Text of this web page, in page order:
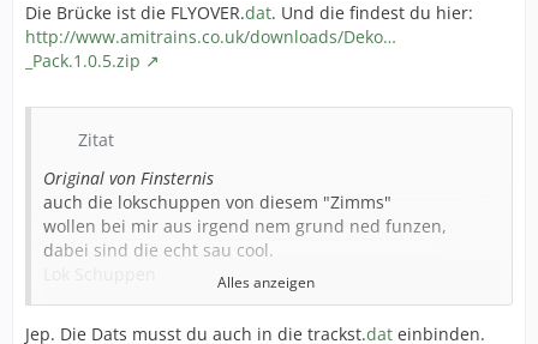
Die Brücke ist die FLYOVER.dat. Und die findest du hier:
http://www.amitrains.co.uk/downloads/Deko…
_Pack.1.0.5.zip
Zitat
Original von Finsternis
auch die lokschuppen von diesem "Zimms"
wollen bei mir aus irgend nem grund ned funzen,
dabei sind die echt sau cool.
bestimmt brauch ich da wieder ne veränderte "trak"
und dann funzt was anderes wieder nimmer.
Alles anzeigen
Jep. Die Dats musst du auch in die trackst.dat einbinden.